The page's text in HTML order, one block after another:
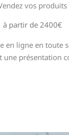
vos produits
à partir de 2400€
en ligne en toute
une présentation